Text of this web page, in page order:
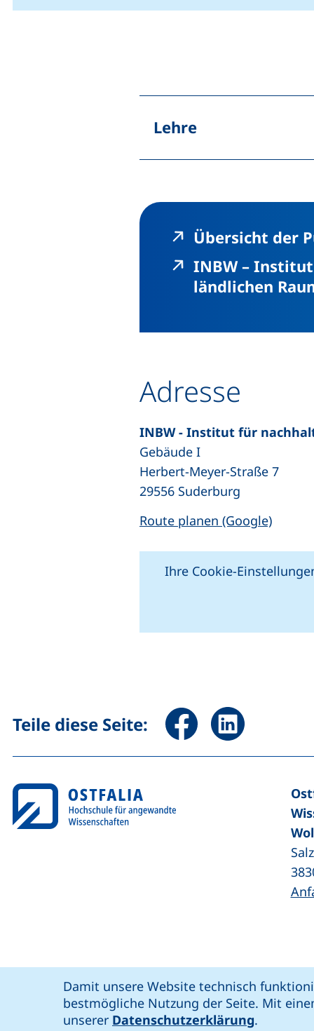
Damit unsere Website technisch
bestmögliche Nutzung der Seite. Mit
unserer Datenschutzerklärung.
Lehre
Links
Übersicht der
INBW –
ländlichen
Adresse
INBW - Institut für
Gebäude I
Herbert-Meyer-Straße 7
29556 Suderburg
Route planen (Google)
Ihre Cookie-
Teile diese Seite: Seite über Facebook
Seite über
Ostfalia @: soziale Medien
unsere Facebook-Seite (externer
unsere LinkedIn-Seite
unsere Instagram-Seite
unsere YouTube-